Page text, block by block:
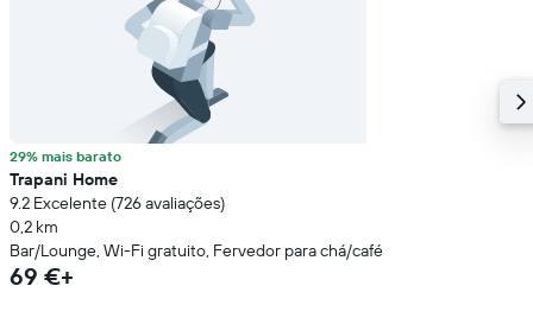
29% mais barato
Trapani Home
9.2 Excelente (726 avaliações)
0,2 km
Bar/Lounge, Wi-Fi gratuito, Fervedor para chá/café
69 €+